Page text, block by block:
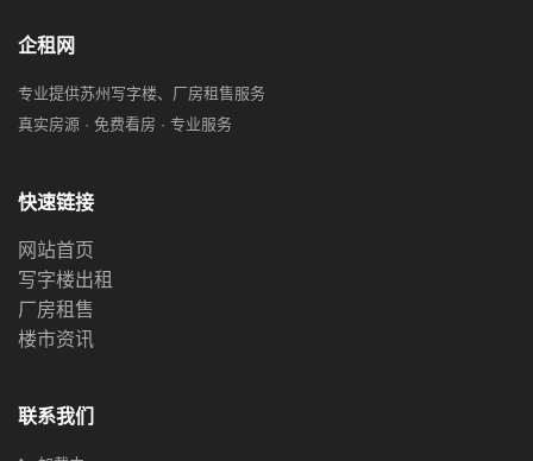
企租网
专业提供苏州写字楼、厂房租售服务
真实房源 · 免费看房 · 专业服务
快速链接
网站首页
写字楼出租
厂房租售
楼市资讯
联系我们